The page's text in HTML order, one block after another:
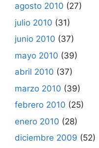
agosto 2010 (27)
julio 2010 (31)
junio 2010 (37)
mayo 2010 (39)
abril 2010 (37)
marzo 2010 (39)
febrero 2010 (25)
enero 2010 (28)
diciembre 2009 (52)